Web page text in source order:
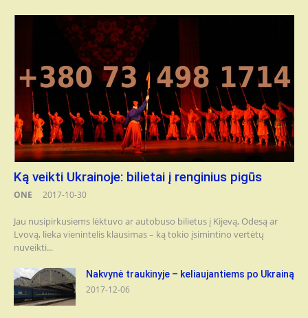
Ką veikti Ukrainoje: bilietai į renginius pigūs
ONE 2017-10-30
Jau nusipirkusiems lėktuvo ar autobuso bilietus į Kijevą, Odesą ar
Lvovą, lieka vienintelis klausimas – ką tokio įsimintino vertėtų
nuveikti...
Nakvynė traukinyje – keliaujantiems po Ukrainą
2017-12-06